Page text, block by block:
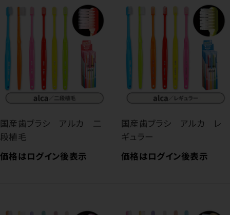
国産歯ブラシ アルカ 二
段植毛
価格はログイン後表示
国産歯ブラシ アルカ レ
ギュラー
価格はログイン後表示